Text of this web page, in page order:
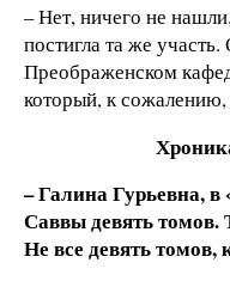
– Нет, ничего не
постигла та же
Преображенском
который, к
– Галина Гурьевна,
Саввы девять томов.
Не все девять томов,